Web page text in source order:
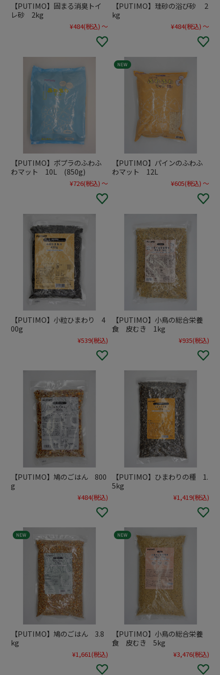
お客様の声
マイページ / ログイン
新規会員登録
サイトマップ
特定商取引法に関する表示
個人情報の取り扱いについて
よくある質問
お問い合わせ
【PUTIMO】固まる消臭トイ
レ砂 2kg
¥484(税込) ～
【PUTIMO】珪砂の浴び砂 2
kg
¥484(税込) ～
【PUTIMO】ポプラのふわふ
わマット 10L (850g)
¥726(税込) ～
【PUTIMO】パインのふわふ
わマット 12L
¥605(税込) ～
【PUTIMO】小粒ひまわり 4
00g
¥539(税込)
【PUTIMO】小鳥の総合栄養
食 皮むき 1kg
¥935(税込)
【PUTIMO】鳩のごはん 800
g
¥484(税込)
【PUTIMO】ひまわりの種 1.
5kg
¥1,419(税込)
【PUTIMO】鳩のごはん 3.8
kg
¥1,661 (税込)
【PUTIMO】小鳥の総合栄養
食 皮むき 5kg
¥3,476(税込)